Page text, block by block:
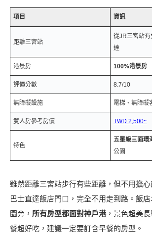
項目 資訊
距離三宮站
從JR三宮站有
達
港景房 100%港景房
評價分數 8.7/10
無障礙設施 電梯、無障礙
雙人房參考房價 TWD 2,500~
特色
五星級三面環
公園
雖然距離三宮站步行有些距離，但不用擔
巴士直達飯店門口，完全不用走到路。飯
園旁， 所有房型都面對神戶港，景色超美
餐超好吃，建議一定要訂含早餐的房型。